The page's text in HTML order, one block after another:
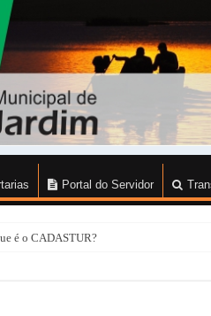
Portal do Servidor
é o CADASTUR?